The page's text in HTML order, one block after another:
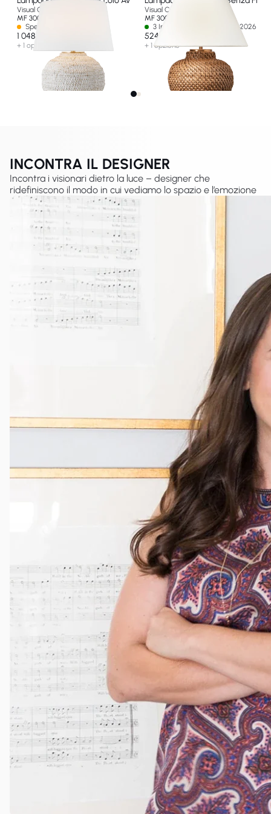
Visual Comfort & Co
MF 3000PWR-L-EU
Spedizione in 14-30 giorni
1 048 €
+ 1 opzione
Visual Comfort & Co
MF 3004NRT-L-CL-EU
3 In stock - Ships by 15 ago 2026
524 €
+ 1 opzione
INCONTRA IL DESIGNER
Incontra i visionari dietro la luce – designer che
ridefiniscono il modo in cui vediamo lo spazio e l’emozione